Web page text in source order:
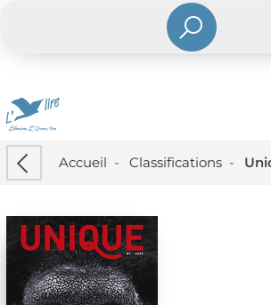
Accueil - Classifications-